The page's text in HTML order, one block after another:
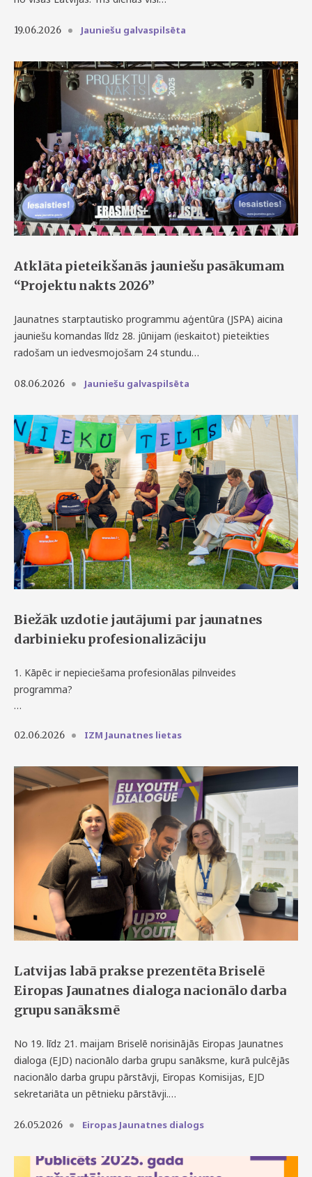
19.06.2026 Jauniešu galvaspilsēta
Atklāta pieteikšanās jauniešu pasākumam
“Projektu nakts 2026”
Jaunatnes starptautisko programmu aģentūra (JSPA) aicina
jauniešu komandas līdz 28. jūnijam (ieskaitot) pieteikties
radošam un iedvesmojošam 24 stundu…
08.06.2026 Jauniešu galvaspilsēta
Biežāk uzdotie jautājumi par jaunatnes
darbinieku profesionalizāciju
1. Kāpēc ir nepieciešama profesionālas pilnveides
programma?
…
02.06.2026 IZM Jaunatnes lietas
Latvijas labā prakse prezentēta Briselē
Eiropas Jaunatnes dialoga nacionālo darba
grupu sanāksmē
No 19. līdz 21. maijam Briselē norisinājās Eiropas Jaunatnes
dialoga (EJD) nacionālo darba grupu sanāksme, kurā pulcējās
nacionālo darba grupu pārstāvji, Eiropas Komisijas, EJD
sekretariāta un pētnieku pārstāvji.…
26.05.2026 Eiropas Jaunatnes dialogs